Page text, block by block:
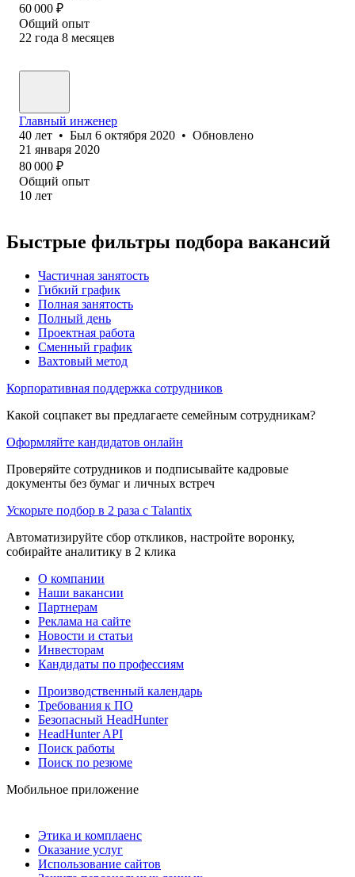
60 000 ₽
Общий опыт
22 года 8 месяцев
Главный инженер
40 лет • Был 6 октября 2020 • Обновлено
21 января 2020
80 000 ₽
Общий опыт
10 лет
Быстрые фильтры подбора вакансий
Частичная занятость
Гибкий график
Полная занятость
Полный день
Проектная работа
Сменный график
Вахтовый метод
Корпоративная поддержка сотрудников
Какой соцпакет вы предлагаете семейным сотрудникам?
Оформляйте кандидатов онлайн
Проверяйте сотрудников и подписывайте кадровые
документы без бумаг и личных встреч
Ускорьте подбор в 2 раза с Talantix
Автоматизируйте сбор откликов, настройте воронку,
собирайте аналитику в 2 клика
О компании
Наши вакансии
Партнерам
Реклама на сайте
Новости и статьи
Инвесторам
Кандидаты по профессиям
Производственный календарь
Требования к ПО
Безопасный HeadHunter
HeadHunter API
Поиск работы
Поиск по резюме
Мобильное приложение
Этика и комплаенс
Оказание услуг
Использование сайтов